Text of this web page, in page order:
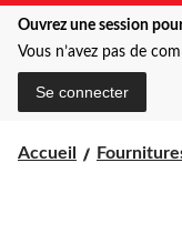
Ouvrez une session
Vous n’avez pas de
Se connecter
Accueil